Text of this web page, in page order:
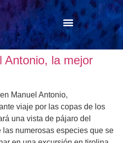
Antonio, la mejor
Manuel Antonio,
viaje por las copas de los
una vista de pájaro del
numerosas especies que se